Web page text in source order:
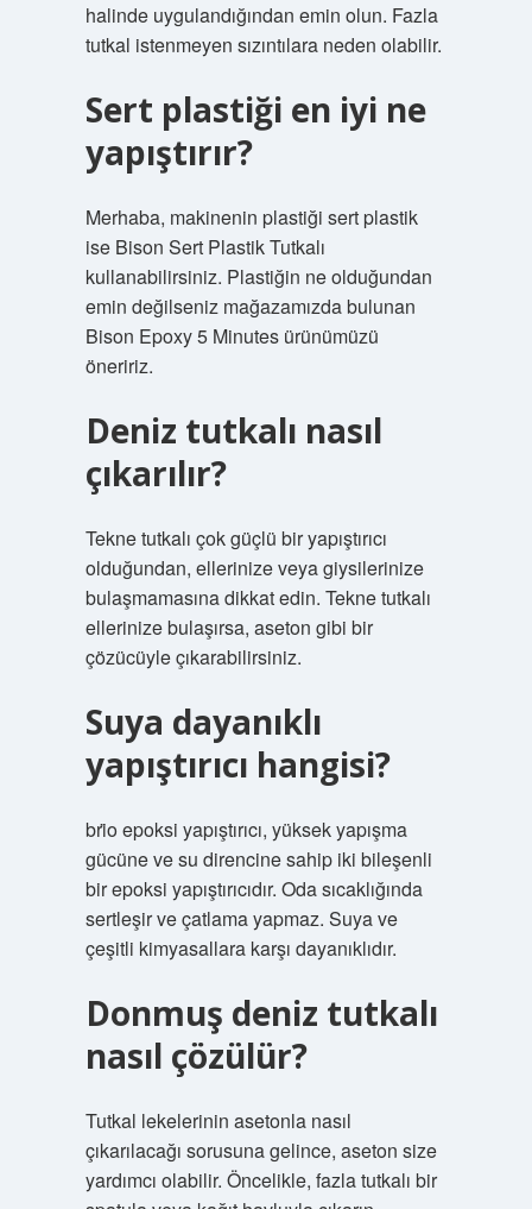
halinde uygulandığından emin olun. Fazla
tutkal istenmeyen sızıntılara neden olabilir.
Sert plastiği en iyi ne
yapıştırır?
Merhaba, makinenin plastiği sert plastik
ise Bison Sert Plastik Tutkalı
kullanabilirsiniz. Plastiğin ne olduğundan
emin değilseniz mağazamızda bulunan
Bison Epoxy 5 Minutes ürünümüzü
öneririz.
Deniz tutkalı nasıl
çıkarılır?
Tekne tutkalı çok güçlü bir yapıştırıcı
olduğundan, ellerinize veya giysilerinize
bulaşmamasına dikkat edin. Tekne tutkalı
ellerinize bulaşırsa, aseton gibi bir
çözücüyle çıkarabilirsiniz.
Suya dayanıklı
yapıştırıcı hangisi?
bri̇o epoksi yapıştırıcı, yüksek yapışma
gücüne ve su direncine sahip iki bileşenli
bir epoksi yapıştırıcıdır. Oda sıcaklığında
sertleşir ve çatlama yapmaz. Suya ve
çeşitli kimyasallara karşı dayanıklıdır.
Donmuş deniz tutkalı
nasıl çözülür?
Tutkal lekelerinin asetonla nasıl
çıkarılacağı sorusuna gelince, aseton size
yardımcı olabilir. Öncelikle, fazla tutkalı bir